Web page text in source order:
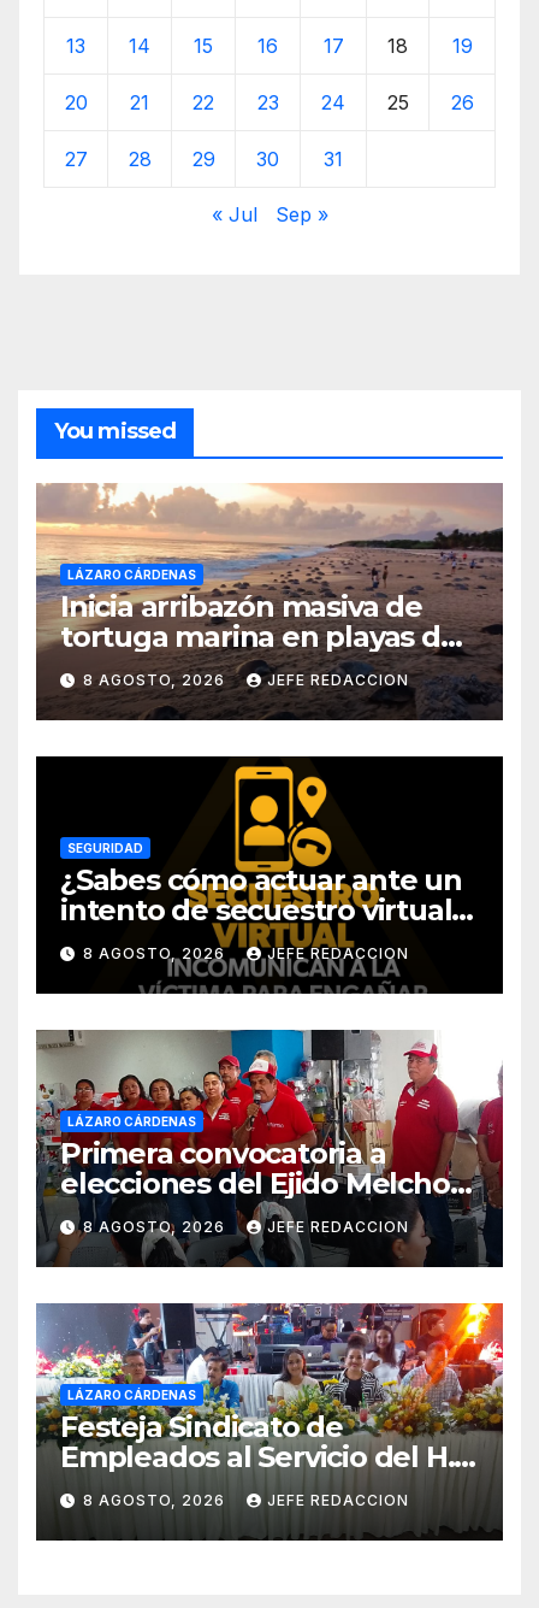
13 14 15 16 17 18 19
20 21 22 23 24 25 26
27 28 29 30 31
« Jul Sep »
You missed
LÁZARO CÁRDENAS
Inicia arribazón masiva de
tortuga marina en playas de
Michoacán
8 AGOSTO, 2026 JEFE REDACCION
SEGURIDAD
¿Sabes cómo actuar ante un
intento de secuestro virtual?
La SSP te guía para evitarlo
8 AGOSTO, 2026 JEFE REDACCION
LÁZARO CÁRDENAS
Primera convocatoria a
elecciones del Ejido Melchor
Ocampo en Lázaro Cárdenas
el domingo
8 AGOSTO, 2026 JEFE REDACCION
LÁZARO CÁRDENAS
Festeja Sindicato de
Empleados al Servicio del H.
Ayuntamiento de LZC Día del
Empleado Municipal
8 AGOSTO, 2026 JEFE REDACCION